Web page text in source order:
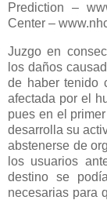
Prediction –
Center –
Juzgo en
los daños
de haber tenido
afectada por el
pues en el
desarrolla su
abstenerse de
los usuarios
destino se
necesarias para